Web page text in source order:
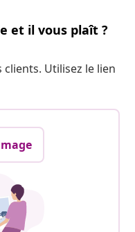
et il vous plaît ?
Utilisez le lien